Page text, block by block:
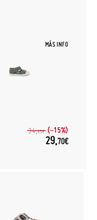
MÁS INFO
34,95€ (-15%)
29,70€